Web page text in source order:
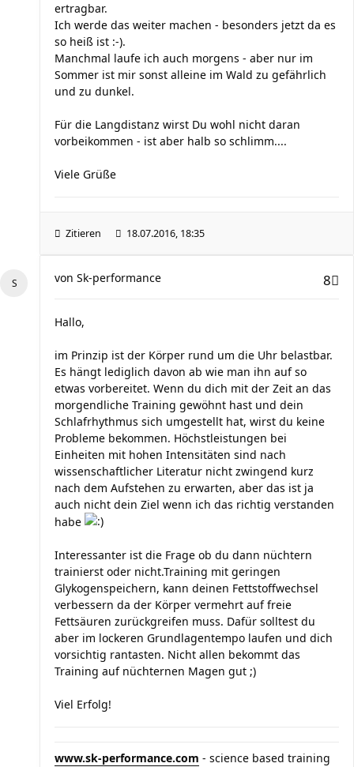
ertragbar.
Ich werde das weiter machen - besonders jetzt da es
so heiß ist :-).
Manchmal laufe ich auch morgens - aber nur im
Sommer ist mir sonst alleine im Wald zu gefährlich
und zu dunkel.
Für die Langdistanz wirst Du wohl nicht daran
vorbeikommen - ist aber halb so schlimm....
Viele Grüße
Zitieren 18.07.2016, 18:35
8
von Sk-performance
Hallo,
im Prinzip ist der Körper rund um die Uhr belastbar.
Es hängt lediglich davon ab wie man ihn auf so
etwas vorbereitet. Wenn du dich mit der Zeit an das
morgendliche Training gewöhnt hast und dein
Schlafrhythmus sich umgestellt hat, wirst du keine
Probleme bekommen. Höchstleistungen bei
Einheiten mit hohen Intensitäten sind nach
wissenschaftlicher Literatur nicht zwingend kurz
nach dem Aufstehen zu erwarten, aber das ist ja
auch nicht dein Ziel wenn ich das richtig verstanden
habe
Interessanter ist die Frage ob du dann nüchtern
trainierst oder nicht.Training mit geringen
Glykogenspeichern, kann deinen Fettstoffwechsel
verbessern da der Körper vermehrt auf freie
Fettsäuren zurückgreifen muss. Dafür solltest du
aber im lockeren Grundlagentempo laufen und dich
vorsichtig rantasten. Nicht allen bekommt das
Training auf nüchternen Magen gut ;)
Viel Erfolg!
www.sk-performance.com - science based training